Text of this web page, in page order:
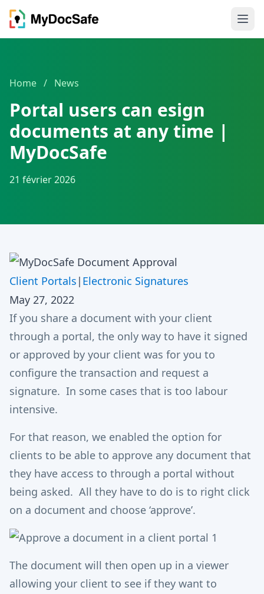
Home / News
Portal users can esign
documents at any time |
MyDocSafe
21 février 2026
Client Portals | Electronic Signatures
May 27, 2022
If you share a document with your client
through a portal, the only way to have it signed
or approved by your client was for you to
configure the transaction and request a
signature. In some cases that is too labour
intensive.
For that reason, we enabled the option for
clients to be able to approve any document that
they have access to through a portal without
being asked. All they have to do is to right click
on a document and choose ‘approve’.
The document will then open up in a viewer
allowing your client to see if they want to